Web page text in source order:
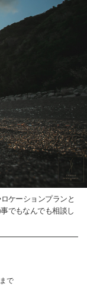
ケーションプランと
でもなんでも相談し
で